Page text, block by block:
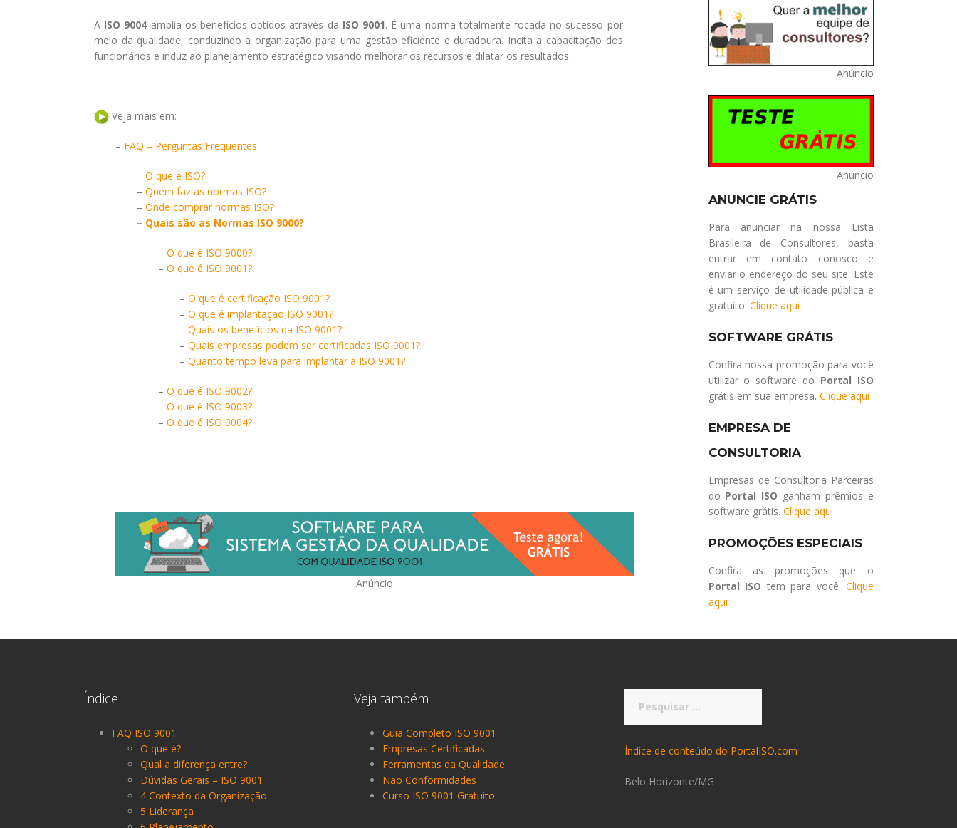
A ISO 9004amplia os benefícios obtidos através da ISO 9001. É uma norma totalmente focada no sucesso por
meio da qualidade, conduzindo a organização para uma gestão eficiente e duradoura. Incita a capacitação dos
funcionários e induz ao planejamento estratégico visando melhorar os recursos e dilatar os resultados.
Veja mais em:
– FAQ – Perguntas Frequentes
– O que é ISO?
– Quem faz as normas ISO?
– Onde comprar normas ISO?
– Quais são as Normas ISO 9000?
– O que é ISO 9000?
– O que é ISO 9001?
– O que é certificação ISO 9001?
– O que é implantação ISO 9001?
– Quais os benefícios da ISO 9001?
– Quais empresas podem ser certificadas ISO 9001?
– Quanto tempo leva para implantar a ISO 9001?
– O que é ISO 9002?
– O que é ISO 9003?
– O que é ISO 9004?
Anúncio
Anúncio
Anúncio
ANUNCIE GRÁTIS
Para anunciar na nossa Lista
Brasileira de Consultores, basta
entrar em contato conosco e
enviar o endereço do seu site. Este
é um serviço de utilidade pública e
gratuito. Clique aqui
SOFTWARE GRÁTIS
Confira nossa promoção para você
utilizar o software do Portal ISO
grátis em sua empresa. Clique aqui
EMPRESA DE
CONSULTORIA
Empresas de Consultoria Parceiras
do Portal ISO ganham prêmios e
software grátis. Clique aqui
PROMOÇÕES ESPECIAIS
Confira as promoções que o
Portal ISO tem para você. Clique
aqui
Índice
FAQ ISO 9001
O que é?
Qual a diferença entre?
Dúvidas Gerais – ISO 9001
4 Contexto da Organização
5 Liderança
Veja também
Guia Completo ISO 9001
Empresas Certificadas
Ferramentas da Qualidade
Não Conformidades
Curso ISO 9001 Gratuito
por:
Índice de conteúdo do PortalISO.com
Belo Horizonte/MG